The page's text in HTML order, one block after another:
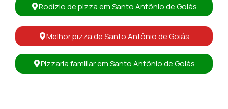
Rodízio de pizza em Santo Antônio de Goiás
Melhor pizza de Santo Antônio de Goiás
Pizzaria familiar em Santo Antônio de Goiás